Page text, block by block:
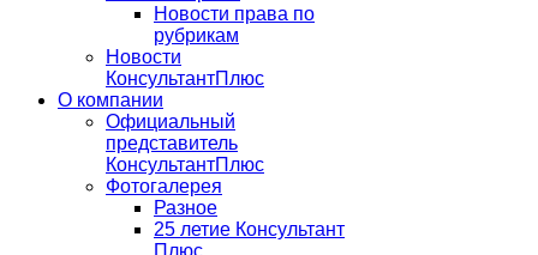
Новости права по
рубрикам
Новости
КонсультантПлюс
О компании
Официальный
представитель
КонсультантПлюс
Фотогалерея
Разное
25 летие Консультант
Плюс